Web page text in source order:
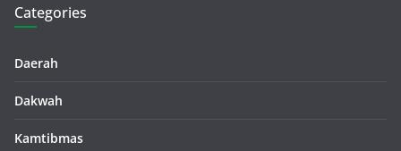
Categories
Daerah
Dakwah
Kamtibmas